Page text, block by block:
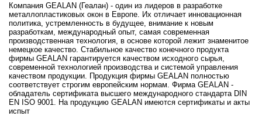
Компания GEALAN (Геалан) - один из лидеров в разработке
металлопластиковых окон в Европе. Их отличает инновационная
политика, устремленность в будущее, внимание к новым
разработкам, международный опыт, самая современная
производственная технология, в основе которой лежит знаменитое
немецкое качество. Стабильное качество конечного продукта
фирмы GEALAN гарантируется качеством исходного сырья,
современной технологией производства и системой управления
качеством продукции. Продукция фирмы GEALAN полностью
соответствует строгим европейским нормам. Фирма GEALAN -
обладатель сертификата высшего международного стандарта DIN
EN ISO 9001. На продукцию GEALAN имеются сертификаты и акты
испыт